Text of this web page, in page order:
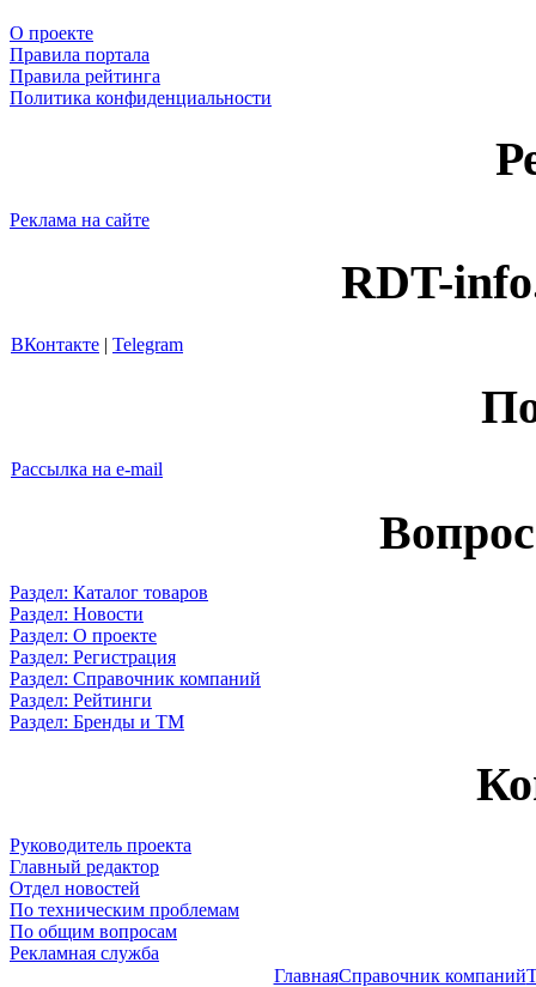
О проекте
Правила портала
Правила рейтинга
Политика конфиденциальности
Реклама на сайте
RDT-
ВКонтакте | Telegram
Рассылка на e-mail
Раздел: Каталог товаров
Раздел: Новости
Раздел: О проекте
Раздел: Регистрация
Раздел: Справочник компаний
Раздел: Рейтинги
Раздел: Бренды и ТМ
Руководитель проекта
Главный редактор
Отдел новостей
По техническим проблемам
По общим вопросам
Рекламная служба
ГлавнаяСправочник компаний